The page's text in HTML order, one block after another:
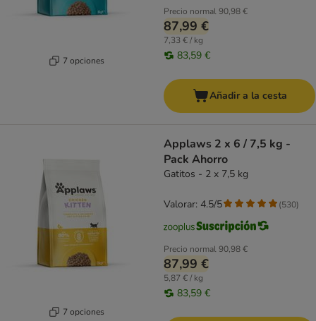
7 opciones
Precio normal90,98 €
87,99 €
7,33 € / kg
83,59 €
Añadir a la cesta
7 opciones
Applaws 2 x 6 / 7,5 kg -
Pack Ahorro
Gatitos - 2 x 7,5 kg
Precio normal90,98 €
87,99 €
5,87 € / kg
83,59 €
Valorar: 4.5/5 (530)